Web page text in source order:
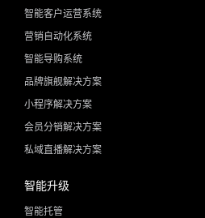
智能客户运营系统
营销自动化系统
智能导购系统
品牌旗舰解决方案
小程序解决方案
会员分销解决方案
私域直播解决方案
智能升级
智能托管